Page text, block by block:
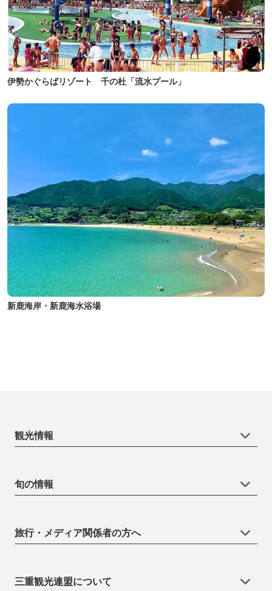
伊勢かぐらばリゾート 千の杜「流水プール」
新鹿海岸・新鹿海水浴場
観光情報
旬の情報
旅行・メディア関係者の方へ
三重観光連盟について